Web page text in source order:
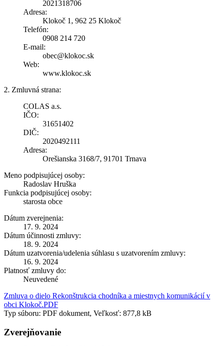
2021318706
Adresa:
Klokoč 1, 962 25 Klokoč
Telefón:
0908 214 720
E-mail:
obec@klokoc.sk
Web:
www.klokoc.sk
2. Zmluvná strana:
COLAS a.s.
IČO:
31651402
DIČ:
2020492111
Adresa:
Orešianska 3168/7, 91701 Trnava
Meno podpisujúcej osoby:
Radoslav Hruška
Funkcia podpisujúcej osoby:
starosta obce
Dátum zverejnenia:
17. 9. 2024
Dátum účinnosti zmluvy:
18. 9. 2024
Dátum uzatvorenia/udelenia súhlasu s uzatvorením zmluvy:
16. 9. 2024
Platnosť zmluvy do:
Neuvedené
Zmluva o dielo Rekonštrukcia chodníka a miestnych komunikácií v
obci Klokoč.PDF
Typ súboru: PDF dokument, Veľkosť: 877,8 kB
Zverejňovanie